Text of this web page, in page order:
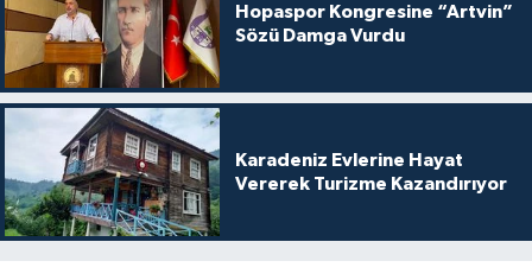
Hopaspor Kongresine “Artvin”
Sözü Damga Vurdu
Karadeniz Evlerine Hayat
Vererek Turizme Kazandırıyor